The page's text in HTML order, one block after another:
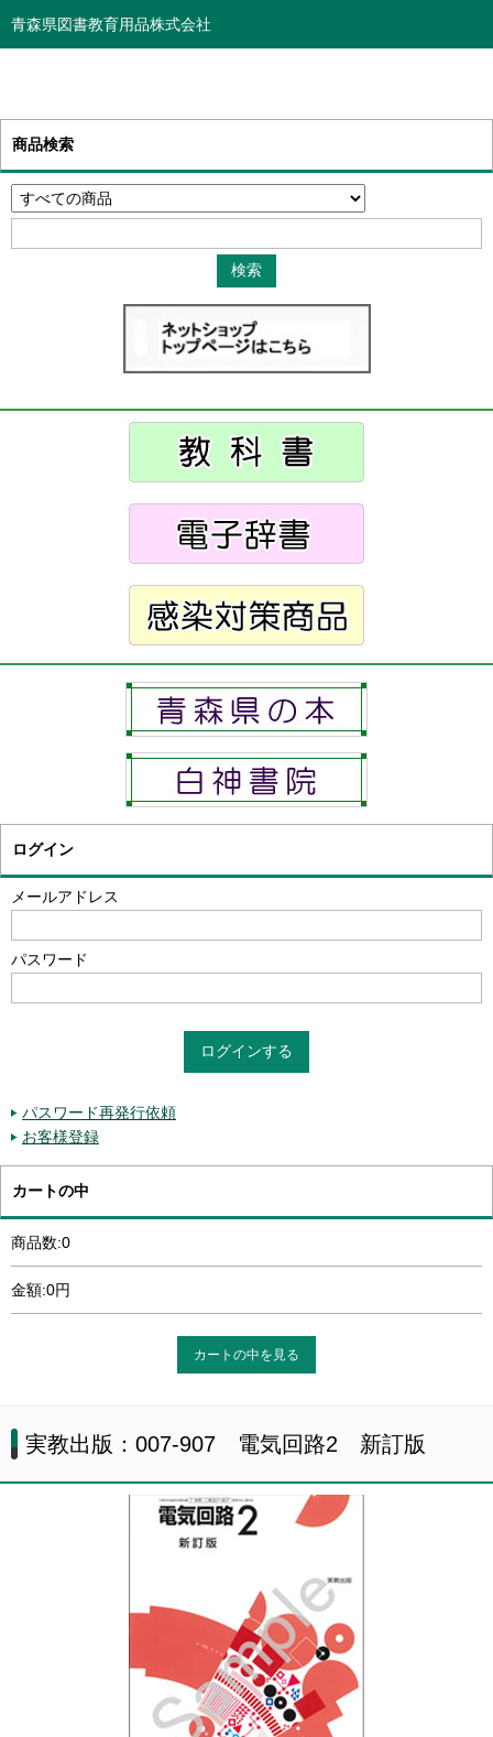
青森県図書教育用品株式会社
商品検索
ログイン
メールアドレス
パスワード
パスワード再発行依頼
お客様登録
カートの中
商品数:0
金額:0円
カートの中を見る
実教出版：007-907 電気回路2 新訂版